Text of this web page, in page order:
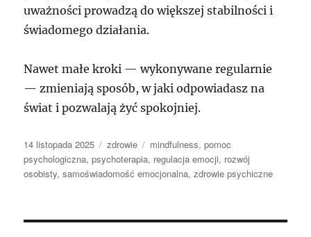
uważności prowadzą do większej stabilności i
świadomego działania.
Nawet małe kroki — wykonywane regularnie
— zmieniają sposób, w jaki odpowiadasz na
świat i pozwalają żyć spokojniej.
Data
publikacji
14 listopada 2025 Kategorie
zdrowie Tagi
mindfulness,pomoc
psychologiczna,psychoterapia, regulacja emocji, rozwój
osobisty,samoświadomość emocjonalna,zdrowie psychiczne